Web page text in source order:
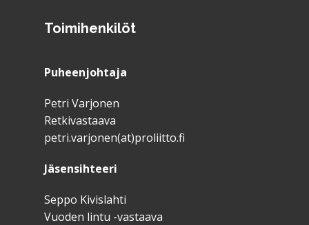
Toimihenkilöt
Puheenjohtaja
Petri Varjonen
Retkivastaava
petri.varjonen(at)proliitto.fi
Jäsensihteeri
Seppo Kivislahti
Vuoden lintu -vastaava